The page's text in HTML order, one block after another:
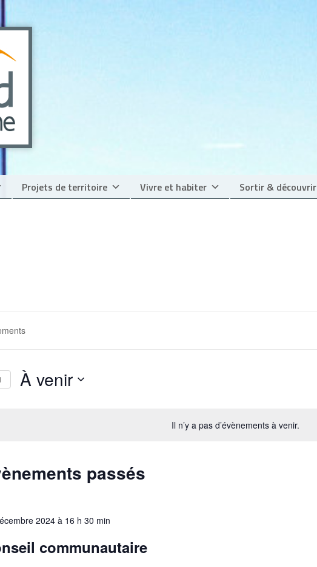
Projets de territoire Vivre et habiter Sortir & découvrir
Il n’y a pas d’évènements à venir.
À venir
passés
2024 à 16 h 30 min
communautaire